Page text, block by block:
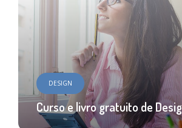
DESIGN
Curso e livro gratuito de